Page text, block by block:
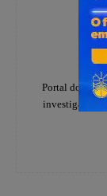
Portal do
investigativo e